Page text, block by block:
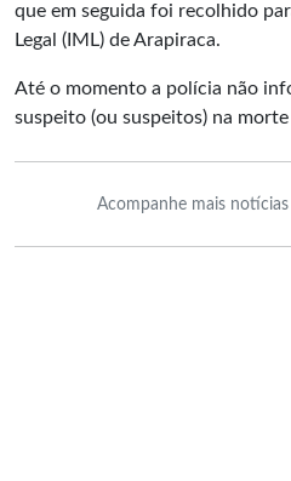
que em seguida foi recolhido
Legal (IML) de Arapiraca.
Até o momento a polícia não
suspeito (ou suspeitos) na
Acompanhe mais notícias